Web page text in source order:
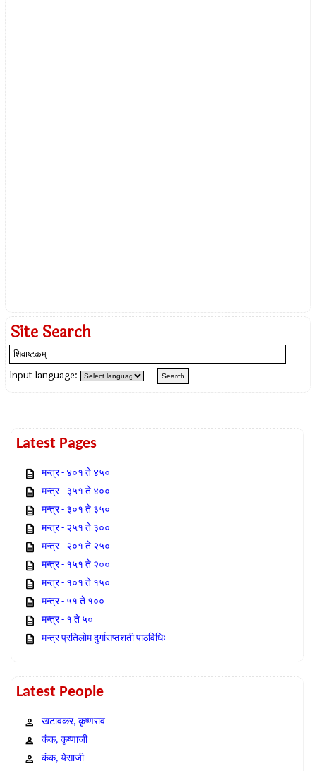
Site Search
Input language:
Latest Pages
मन्त्र - ४०१ ते ४५०
मन्त्र - ३५१ ते ४००
मन्त्र - ३०१ ते ३५०
मन्त्र - २५१ ते ३००
मन्त्र - २०१ ते २५०
मन्त्र - १५१ ते २००
मन्त्र - १०१ ते १५०
मन्त्र - ५१ ते १००
मन्त्र - १ ते ५०
मन्त्र प्रतिलोम दुर्गासप्तशती पाठविधिः
Latest People
खटावकर, कृष्णराव
कंक, कृष्णाजी
कंक, येसाजी